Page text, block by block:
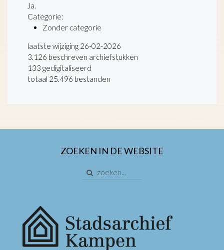
Ja.
Categorie:
Zonder categorie
laatste wijziging 26-02-2026
3.126 beschreven archiefstukken
133 gedigitaliseerd
totaal 25.496 bestanden
ZOEKEN IN DE WEBSITE